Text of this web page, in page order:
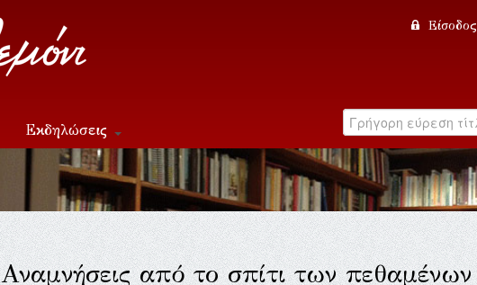
Είσοδος
Εκδηλώσεις
Αναμνήσεις από το σπίτι των πεθαμένων